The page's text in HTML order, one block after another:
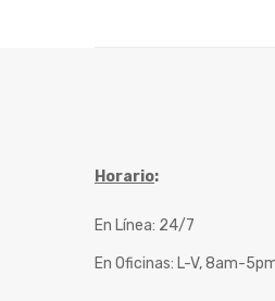
Horario:
En Línea: 24/7
En Oficinas: L-V, 8am-